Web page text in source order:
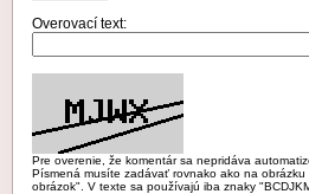
Overovací text:
Pre overenie, že komentár sa nepridáva
Písmená musíte zadávať rovnako ako na
obrázok". V texte sa používajú iba znaky